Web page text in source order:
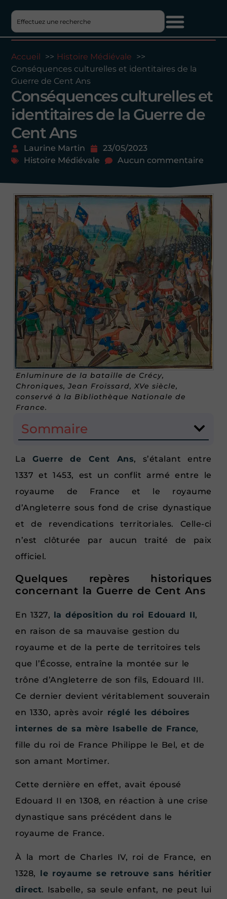
Accueil
Histoire Médiévale
Conséquences culturelles et identitaires de la
Guerre de Cent Ans
Conséquences culturelles et
identitaires de la Guerre de
Cent Ans
Laurine Martin
23/05/2023
Histoire Médiévale
Aucun commentaire
Enluminure de la bataille de Crécy,
Chroniques, Jean Froissard, XVe siècle,
conservé à la Bibliothèque Nationale de
France.
Sommaire
LaGuerre de Cent Ans, s’étalant entre
1337 et 1453, est un conflit armé entre le
royaume de France et le royaume
d’Angleterre sous fond de crise dynastique
et de revendications territoriales. Celle-ci
n’est clôturée par aucun traité de paix
officiel.
Quelques repères historiques
concernant la Guerre de Cent Ans
En 1327, la déposition du roi Edouard II,
en raison de sa mauvaise gestion du
royaume et de la perte de territoires tels
que l’Écosse, entraîne la montée sur le
trône d’Angleterre de son fils, Edouard III.
Ce dernier devient véritablement souverain
en 1330, après avoir réglé les déboires
internes de sa mère Isabelle de France,
fille du roi de France Philippe le Bel, et de
son amant Mortimer.
Cette dernière en effet, avait épousé
Edouard II en 1308, en réaction à une crise
dynastique sans précédent dans le
royaume de France.
À la mort de Charles IV, roi de France, en
1328, le royaume se retrouve sans héritier
direct. Isabelle, sa seule enfant, ne peut lui